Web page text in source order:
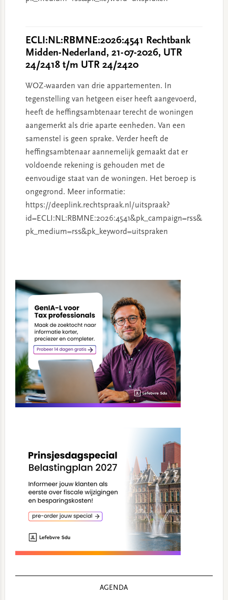
ECLI:NL:RBMNE:2026:4541 Rechtbank
Midden-Nederland, 21-07-2026, UTR
24/2418 t/m UTR 24/2420
WOZ-waarden van drie appartementen. In
tegenstelling van hetgeen eiser heeft aangevoerd,
heeft de heffingsambtenaar terecht de woningen
aangemerkt als drie aparte eenheden. Van een
samenstel is geen sprake. Verder heeft de
heffingsambtenaar aannemelijk gemaakt dat er
voldoende rekening is gehouden met de
eenvoudige staat van de woningen. Het beroep is
ongegrond. Meer informatie:
https://deeplink.rechtspraak.nl/uitspraak?
id=ECLI:NL:RBMNE:2026:4541&pk_campaign=rss&
pk_medium=rss&pk_keyword=uitspraken
Sidebar
AGENDA